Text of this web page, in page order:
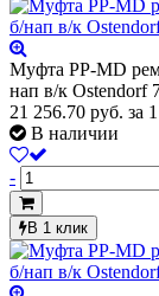
Муфта PP-MD
нап в/к Ostendorf
21 256.70 руб. за
В наличии
-
В 1 клик